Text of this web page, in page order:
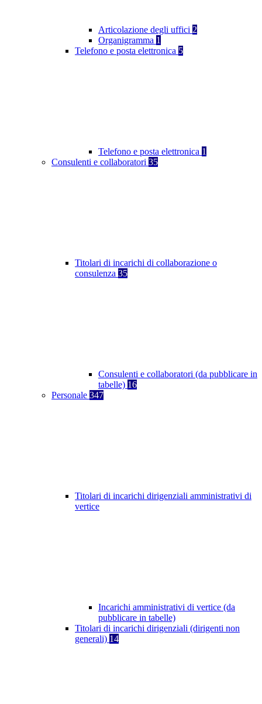
Articolazione degli uffici 2
Organigramma 1
Telefono e posta elettronica 5
Telefono e posta elettronica 1
Consulenti e collaboratori 35
Titolari di incarichi di collaborazione o
consulenza 35
Consulenti e collaboratori (da pubblicare in
tabelle) 16
Personale 347
Titolari di incarichi dirigenziali amministrativi di
vertice
Incarichi amministrativi di vertice (da
pubblicare in tabelle)
Titolari di incarichi dirigenziali (dirigenti non
generali) 14